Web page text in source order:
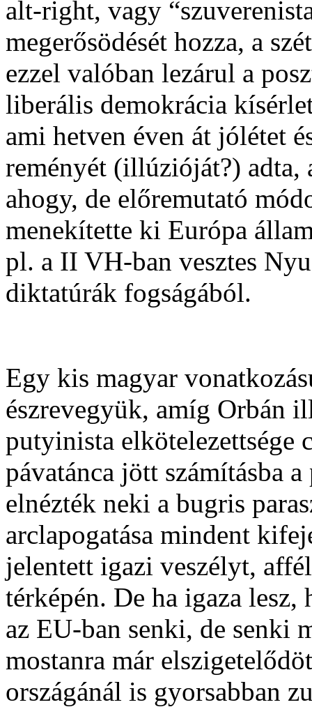
alt-right, vagy
megerősödését hozza, a
ezzel valóban lezárul a
liberális demokrácia
ami hetven éven át jólétet
reményét (illúzióját?)
ahogy, de előremutató
menekítette ki Európa
pl. a II VH-ban vesztes
diktatúrák fogságából.
Egy kis magyar
észrevegyük, amíg Orbán
putyinista elkötelezettsége
pávatánca jött számításba
elnézték neki a bugris
arclapogatása mindent
jelentett igazi veszélyt,
térképén. De ha igaza
az EU-ban senki, de senki
mostanra már
országánál is gyorsabban